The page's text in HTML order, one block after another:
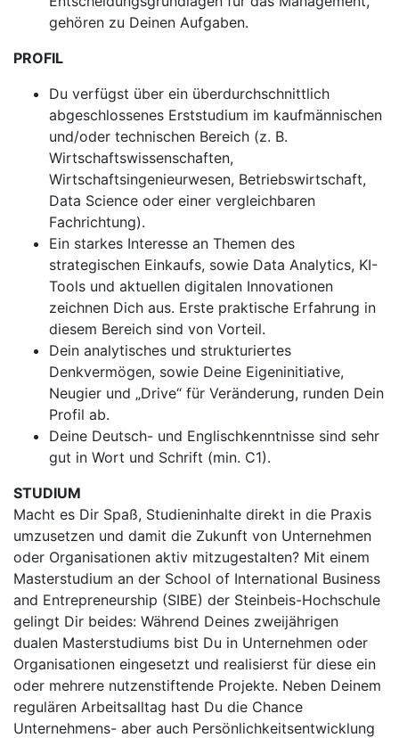
gehören zu Deinen Aufgaben.
PROFIL
Du verfügst über ein überdurchschnittlich
abgeschlossenes Erststudium im kaufmännischen
und/oder technischen Bereich (z. B.
Wirtschaftswissenschaften,
Wirtschaftsingenieurwesen, Betriebswirtschaft,
Data Science oder einer vergleichbaren
Fachrichtung).
Ein starkes Interesse an Themen des
strategischen Einkaufs, sowie Data Analytics, KI-
Tools und aktuellen digitalen Innovationen
zeichnen Dich aus. Erste praktische Erfahrung in
diesem Bereich sind von Vorteil.
Dein analytisches und strukturiertes
Denkvermögen, sowie Deine Eigeninitiative,
Neugier und „Drive“ für Veränderung, runden Dein
Profil ab.
Deine Deutsch- und Englischkenntnisse sind sehr
gut in Wort und Schrift (min. C1).
STUDIUM
Macht es Dir Spaß, Studieninhalte direkt in die Praxis
umzusetzen und damit die Zukunft von Unternehmen
oder Organisationen aktiv mitzugestalten? Mit einem
Masterstudium an der School of International Business
and Entrepreneurship (SIBE) der Steinbeis-Hochschule
gelingt Dir beides: Während Deines zweijährigen
dualen Masterstudiums bist Du in Unternehmen oder
Organisationen eingesetzt und realisierst für diese ein
oder mehrere nutzenstiftende Projekte. Neben Deinem
regulären Arbeitsalltag hast Du die Chance
Unternehmens- aber auch Persönlichkeitsentwicklung